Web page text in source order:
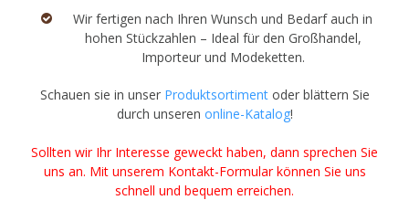
Wir fertigen nach Ihren Wunsch und Bedarf auch in
hohen Stückzahlen – Ideal für den Großhandel,
Importeur und Modeketten.
Schauen sie in unser Produktsortimentoder blättern Sie
durch unseren online-Katalog!
Sollten wir Ihr Interesse geweckt haben, dann sprechen Sie
uns an. Mit unserem Kontakt-Formularkönnen Sie uns
schnell und bequem erreichen.